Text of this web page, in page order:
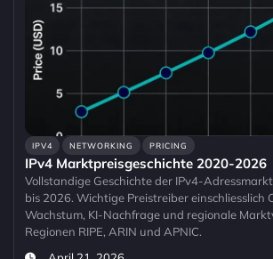
IPV4 NETWORKING PRICING
IPv4 Marktpreisgeschichte 2020-2026
Vollstandige Geschichte der IPv4-
bis 2026. Wichtige Preistreiber einschliesslich
Wachstum, KI-Nachfrage und regionale
Regionen RIPE, ARIN und APNIC.